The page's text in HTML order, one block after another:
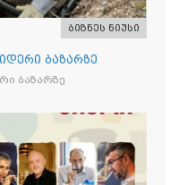
ბიზნეს ნიუსი
ბაზარზე
ბაზარზე